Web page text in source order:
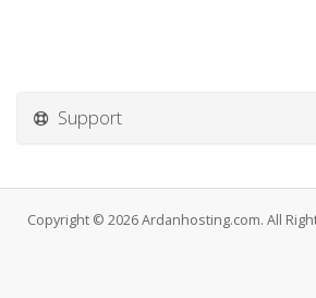
Support
Copyright © 2026 Ardanhosting.com. All